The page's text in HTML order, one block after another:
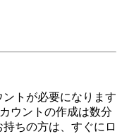
トが必要になります
ウントの作成は数分
ちの方は、すぐにロ